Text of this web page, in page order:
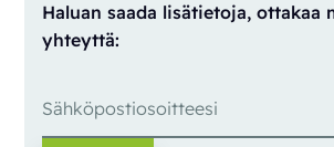
Haluan saada lisätietoja, ottakaa
yhteyttä: